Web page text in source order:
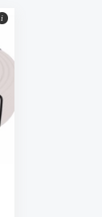
i